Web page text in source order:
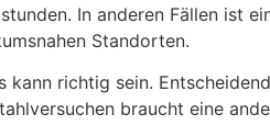
In anderen Fällen ist
Standorten.
kann richtig sein.
braucht eine